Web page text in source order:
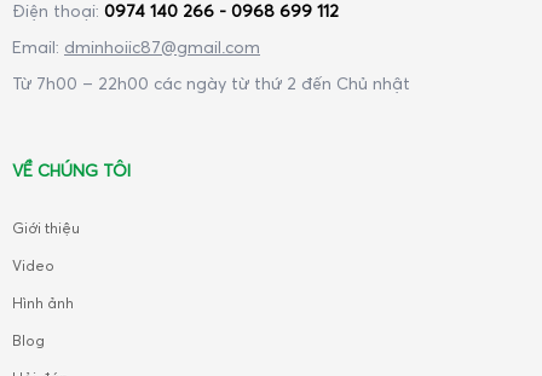
Điện thoại: 0974 140 266 - 0968 699 112
Email: dminhoiic87@gmail.com
Từ 7h00 – 22h00 các ngày từ thứ 2 đến Chủ nhật
VỀ CHÚNG TÔI
Giới thiệu
Video
Hình ảnh
Blog